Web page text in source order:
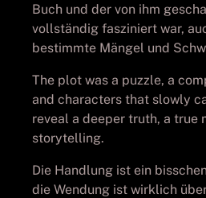
Buch und der von ihm
vollständig fasziniert war,
bestimmte Mängel und
The plot was a puzzle, a
and characters that slowly
reveal a deeper truth, a true
storytelling.
Die Handlung ist ein
die Wendung ist wirklich